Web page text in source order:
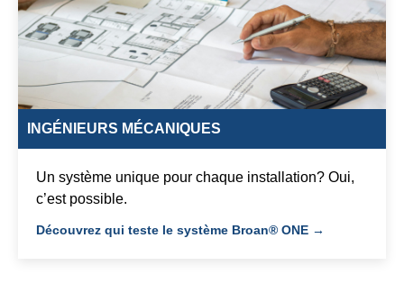
INGÉNIEURS MÉCANIQUES
Un système unique pour chaque installation? Oui,
c’est possible.
Découvrez qui teste le système Broan® ONE →